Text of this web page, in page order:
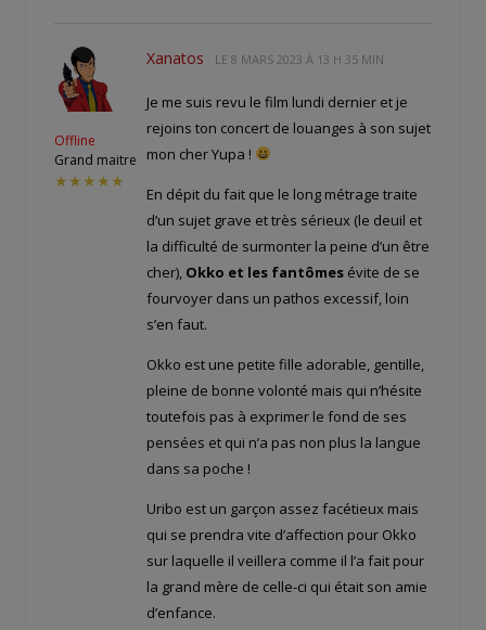
Offline
Grand maitre
★★★★★
Xanatos LE 8 MARS 2023 À 13 H 35 MIN
Je me suis revu le film lundi dernier et je
rejoins ton concert de louanges à son sujet
mon cher Yupa !
En dépit du fait que le long métrage traite
d’un sujet grave et très sérieux (le deuil et
la difficulté de surmonter la peine d’un être
cher), Okko et les fantômes évite de se
fourvoyer dans un pathos excessif, loin
s’en faut.
Okko est une petite fille adorable, gentille,
pleine de bonne volonté mais qui n’hésite
toutefois pas à exprimer le fond de ses
pensées et qui n’a pas non plus la langue
dans sa poche !
Uribo est un garçon assez facétieux mais
qui se prendra vite d’affection pour Okko
sur laquelle il veillera comme il l’a fait pour
la grand mère de celle-ci qui était son amie
d’enfance.